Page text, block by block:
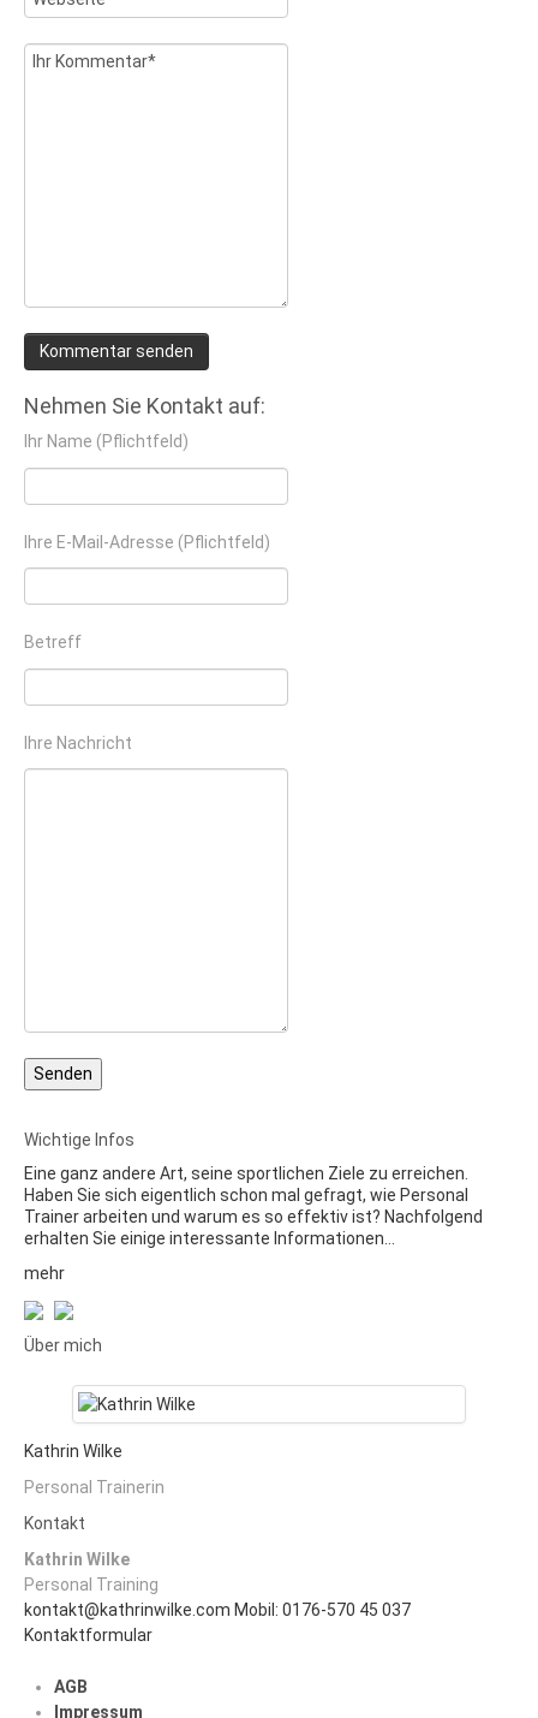
Nehmen Sie Kontakt auf:
Ihr Name (Pflichtfeld)
Ihre E-Mail-Adresse (Pflichtfeld)
Betreff
Ihre Nachricht
Wichtige Infos
Eine ganz andere Art, seine sportlichen Ziele zu erreichen.
Haben Sie sich eigentlich schon mal gefragt, wie Personal
Trainer arbeiten und warum es so effektiv ist? Nachfolgend
erhalten Sie einige interessante Informationen…
mehr
Über mich
Kathrin Wilke
Personal Trainerin
Kontakt
Kathrin Wilke
Personal Training
kontakt@kathrinwilke.com Mobil: 0176-570 45 037
Kontaktformular
AGB
Impressum